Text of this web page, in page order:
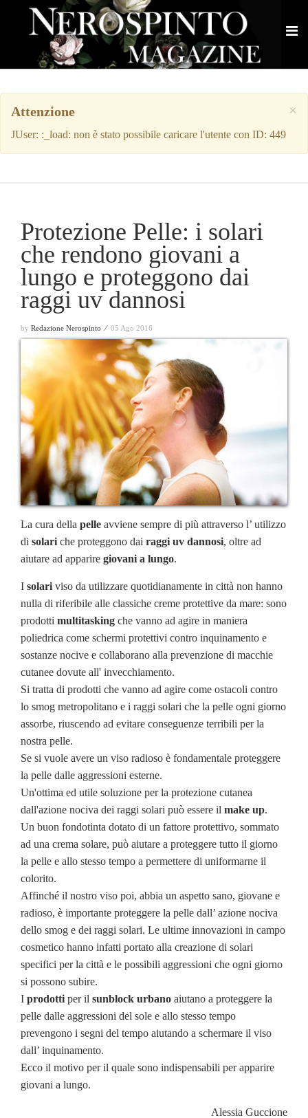
×
Attenzione
JUser: :_load: non è stato possibile caricare l'utente con ID: 449
Protezione Pelle: i solari
che rendono giovani a
lungo e proteggono dai
raggi uv dannosi
by Redazione Nerospinto ⁄ 05 Ago 2016
La cura della pelle avviene sempre di più attraverso l’ utilizzo
di solari che proteggono dai raggi uv dannosi, oltre ad
aiutare ad apparire giovani a lungo.
I solari viso da utilizzare quotidianamente in città non hanno
nulla di riferibile alle classiche creme protettive da mare: sono
prodotti multitasking che vanno ad agire in maniera
poliedrica come schermi protettivi contro inquinamento e
sostanze nocive e collaborano alla prevenzione di macchie
cutanee dovute all' invecchiamento.
Si tratta di prodotti che vanno ad agire come ostacoli contro
lo smog metropolitano e i raggi solari che la pelle ogni giorno
assorbe, riuscendo ad evitare conseguenze terribili per la
nostra pelle.
Se si vuole avere un viso radioso è fondamentale proteggere
la pelle dalle aggressioni esterne.
Un'ottima ed utile soluzione per la protezione cutanea
dall'azione nociva dei raggi solari può essere il make up.
Un buon fondotinta dotato di un fattore protettivo, sommato
ad una crema solare, può aiutare a proteggere tutto il giorno
la pelle e allo stesso tempo a permettere di uniformarne il
colorito.
Affinché il nostro viso poi, abbia un aspetto sano, giovane e
radioso, è importante proteggere la pelle dall’ azione nociva
dello smog e dei raggi solari. Le ultime innovazioni in campo
cosmetico hanno infatti portato alla creazione di solari
specifici per la città e le possibili aggressioni che ogni giorno
si possono subire.
I prodotti per il sunblock urbano aiutano a proteggere la
pelle dalle aggressioni del sole e allo stesso tempo
prevengono i segni del tempo aiutando a schermare il viso
dall’ inquinamento.
Ecco il motivo per il quale sono indispensabili per apparire
giovani a lungo.
Alessia Guccione